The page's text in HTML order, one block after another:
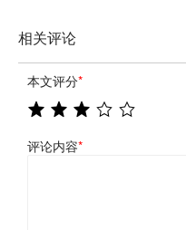
相关评论
本文评分*
评论内容*